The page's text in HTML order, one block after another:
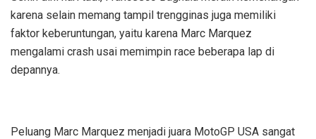
karena selain memang tampil trengginas juga memiliki
faktor keberuntungan, yaitu karena Marc Marquez
mengalami crash usai memimpin race beberapa lap di
depannya.
Peluang Marc Marquez menjadi juara MotoGP USA sangat